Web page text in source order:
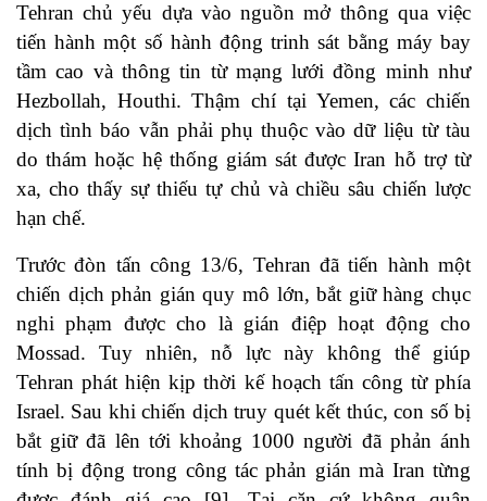
Tehran chủ yếu dựa vào nguồn mở thông qua việc
tiến hành một số hành động trinh sát bằng máy bay
tầm cao và thông tin từ mạng lưới đồng minh như
Hezbollah, Houthi. Thậm chí tại Yemen, các chiến
dịch tình báo vẫn phải phụ thuộc vào dữ liệu từ tàu
do thám hoặc hệ thống giám sát được Iran hỗ trợ từ
xa, cho thấy sự thiếu tự chủ và chiều sâu chiến lược
hạn chế.
Trước đòn tấn công 13/6, Tehran đã tiến hành một
chiến dịch phản gián quy mô lớn, bắt giữ hàng chục
nghi phạm được cho là gián điệp hoạt động cho
Mossad. Tuy nhiên, nỗ lực này không thể giúp
Tehran phát hiện kịp thời kế hoạch tấn công từ phía
Israel. Sau khi chiến dịch truy quét kết thúc, con số bị
bắt giữ đã lên tới khoảng 1000 người đã phản ánh
tính bị động trong công tác phản gián mà Iran từng